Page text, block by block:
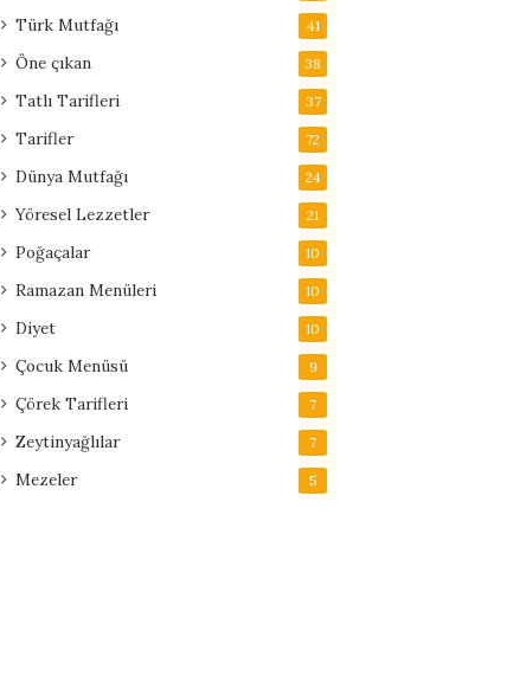
Türk Mutfağı 41
Öne çıkan 38
Tatlı Tarifleri 37
Tarifler 72
Dünya Mutfağı 24
Yöresel Lezzetler 21
Poğaçalar 10
Ramazan Menüleri 10
Diyet 10
Çocuk Menüsü 9
Çörek Tarifleri 7
Zeytinyağlılar 7
Mezeler 5